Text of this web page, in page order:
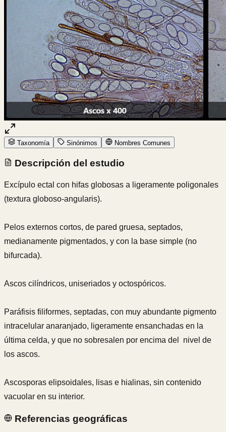
Taxonomía Sinónimos Nombres Comunes
Descripción del estudio
Excípulo ectal con hifas globosas a ligeramente poligonales
(textura globoso-angularis).
Pelos externos cortos, de pared gruesa, septados,
medianamente pigmentados, y con la base simple (no
bifurcada).
Ascos cilíndricos, uniseriados y octospóricos.
Paráfisis filiformes, septadas, con muy abundante pigmento
intracelular anaranjado, ligeramente ensanchadas en la
última celda, y que no sobresalen por encima del nivel de
los ascos.
Ascosporas elipsoidales, lisas e hialinas, sin contenido
vacuolar en su interior.
Referencias geográficas